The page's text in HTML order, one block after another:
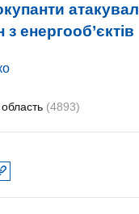
енергооб’єктів
(4893)